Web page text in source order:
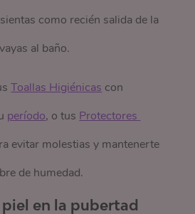
como recién salida de la
al baño.
Toallas Higiénicas con
período, o tus Protectores
evitar molestias y mantenerte
de humedad.
en la pubertad